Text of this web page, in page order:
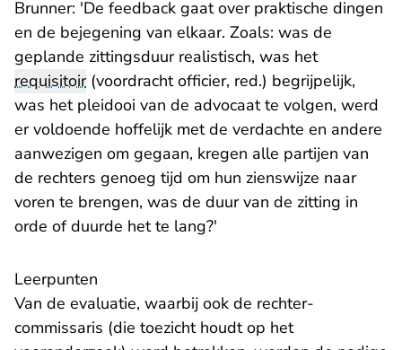
Brunner: 'De feedback gaat over praktische dingen
en de bejegening van elkaar. Zoals: was de
geplande zittingsduur realistisch, was het
requisitoir(voordracht officier, red.) begrijpelijk,
was het pleidooi van de advocaat te volgen, werd
er voldoende hoffelijk met de verdachte en andere
aanwezigen om gegaan, kregen alle partijen van
de rechters genoeg tijd om hun zienswijze naar
voren te brengen, was de duur van de zitting in
orde of duurde het te lang?'
Leerpunten
Van de evaluatie, waarbij ook de rechter-
commissaris (die toezicht houdt op het